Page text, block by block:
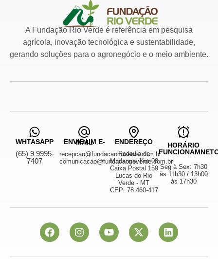
A Fundação Rio Verde é referência em pesquisa
agrícola, inovação tecnológica e sustentabilidade,
gerando soluções para o agronegócio e o meio ambiente.
WHTASAPP
(65) 9 9995-
7407
ENVIE UM E-MAIL
recepcao@fundacaorioverde.com.br
comunicacao@fundacaorioverde.com.br
ENDEREÇO
Rodovia da
Mudança, Km 08
Caixa Postal 159
Lucas do Rio
Verde - MT
CEP: 78.460-417
HORÁRIO
Seg à Sex: 7h30
às 11h30 / 13h00
às 17h30